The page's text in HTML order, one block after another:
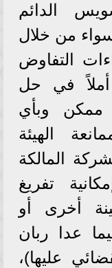
الدائم
من خلال
التفاوض
في حل
وبأي
الهيئة
المالكة
تفريغ
أخرى أو
عدا ربان
عليها)،